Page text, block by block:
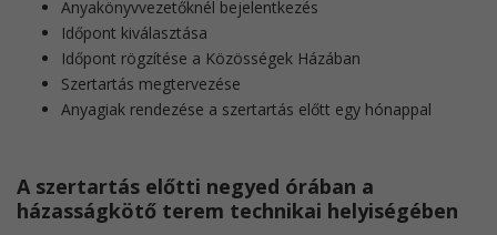
Anyakönyvvezetőknél bejelentkezés
Időpont kiválasztása
Időpont rögzítése a Közösségek Házában
Szertartás megtervezése
Anyagiak rendezése a szertartás előtt egy hónappal
A szertartás előtti negyed órában a
házasságkötő terem technikai helyiségében